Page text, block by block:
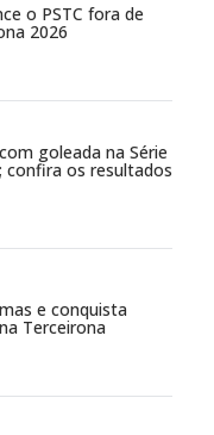
o PSTC fora de
2026
goleada na Série
confira os resultados
e conquista
Terceirona